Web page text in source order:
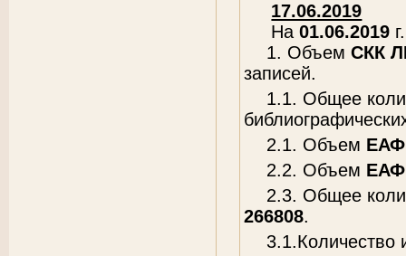
17.06.2019
На01.06.2019 г.
1. ОбъемСКК
записей.
1.1. Общее
2.1. Объем
2.2. Объем
2.3. Общее
266808.
3.1.Количество